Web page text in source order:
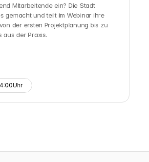
Mitarbeitende ein? Die Stadt
gemacht und teilt im Webinar ihre
der ersten Projektplanung bis zu
aus der Praxis.
Uhr